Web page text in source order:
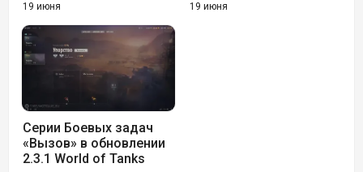
19 июня 19 июня
Серии Боевых задач
«Вызов» в обновлении
2.3.1 World of Tanks